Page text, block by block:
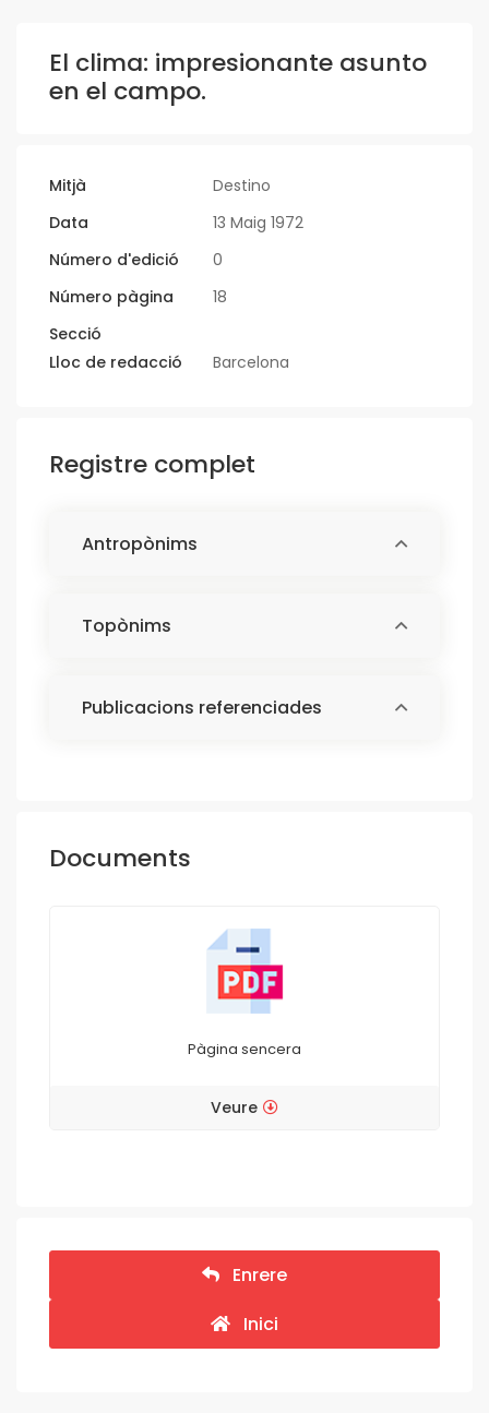
El clima: impresionante asunto
en el campo.
Mitjà
Destino
Data
13 Maig 1972
Número d'edició
0
Número pàgina
18
Secció
Lloc de redacció
Barcelona
Registre complet
Antropònims
Topònims
Publicacions referenciades
Documents
Pàgina sencera
Veure
Enrere
Inici